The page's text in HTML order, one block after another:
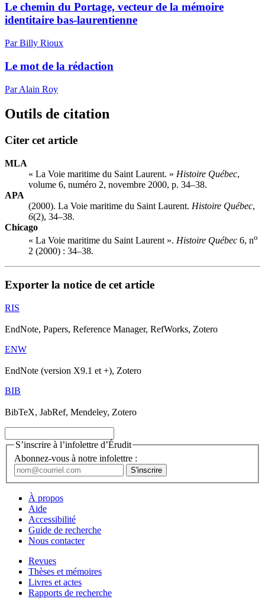
Le chemin du Portage, vecteur de la mémoire
identitaire bas-laurentienne
Par Billy Rioux
Le mot de la rédaction
Par Alain Roy
Outils de citation
Citer cet article
MLA
« La Voie maritime du Saint Laurent. » Histoire Québec,
volume 6, numéro 2, novembre 2000, p. 34–38.
APA
(2000). La Voie maritime du Saint Laurent. Histoire Québec,
6(2), 34–38.
Chicago
« La Voie maritime du Saint Laurent ». Histoire Québec 6, no
2 (2000) : 34–38.
Exporter la notice de cet article
RIS
EndNote, Papers, Reference Manager, RefWorks, Zotero
ENW
EndNote (version X9.1 et +), Zotero
BIB
BibTeX, JabRef, Mendeley, Zotero
S’inscrire à l’infolettre d’Érudit
Abonnez-vous à notre infolettre :
À propos
Aide
Accessibilité
Guide de recherche
Nous contacter
Revues
Thèses et mémoires
Livres et actes
Rapports de recherche